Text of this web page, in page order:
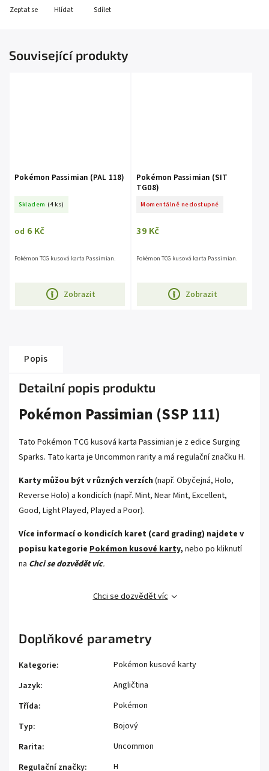
Zeptat se Hlídat Sdílet
Související produkty
Pokémon Passimian (PAL 118)
Skladem (4 ks)
od 6 Kč
Zobrazit
Pokémon TCG kusová karta Passimian.
Pokémon Passimian (SIT
TG08)
Momentálně nedostupné
39 Kč
Zobrazit
Pokémon TCG kusová karta Passimian.
Popis
Detailní popis produktu
Pokémon Passimian (SSP 111)
Tato Pokémon TCG kusová karta Passimian je z edice Surging
Sparks. Tato karta je Uncommon rarity a má regulační značku H.
Karty můžou být v různých verzích (např. Obyčejná, Holo,
Reverse Holo) a kondicích (např. Mint, Near Mint, Excellent,
Good, Light Played, Played a Poor).
Více informací o kondicích karet (card grading) najdete v
popisu kategorie Pokémon kusové karty, nebo po kliknutí
na Chci se dozvědět víc.
Chci se dozvědět víc
Doplňkové parametry
Kategorie:
Pokémon kusové karty
Jazyk:
Angličtina
Třída:
Pokémon
Typ:
Bojový
Rarita:
Uncommon
Regulační značky:
H